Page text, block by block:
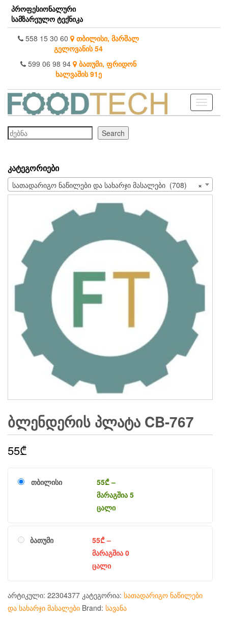
Skip
the
content
პროფესიონალური
სამზარეულო ტექნიკა
558 15 30 60 თბილისი, მარშალ
გელოვანის 54
599 06 98 94 ბათუმი, ფრიდონ
ხალვაშის 91ე
Toggle
ძებნა
Search
ᲙᲐᲢᲔᲒᲝᲠᲘᲔᲑᲘ
×
სათადარიგო ნაწილები და სახარჯი მასალები (708)
ᲑᲚᲔᲜᲓᲔᲠᲘᲡ ᲞᲚᲐᲢᲐ CB-767
55₾
თბილისი 55₾–
მარაგშია 5
ცალი
ბათუმი 55₾–
მარაგშია 0
ცალი
არტიკული: 22304377 კატეგორია: სათადარიგო ნაწილები
და სახარჯი მასალები Brand: სავანა